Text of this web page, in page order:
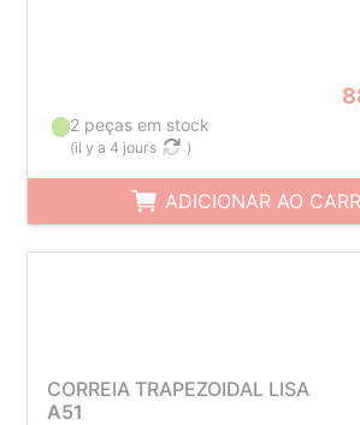
2 peças em stock
(il y a 4 jours )
ADICIONAR AO
CORREIA TRAPEZOIDAL LISA
A51